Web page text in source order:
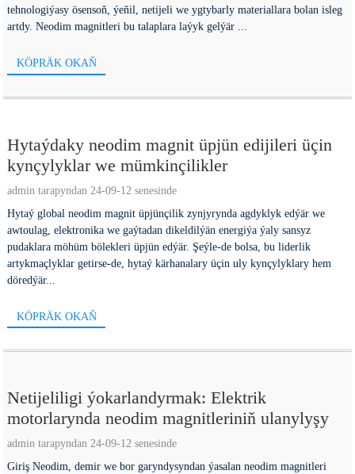
tehnologiýasy ösensoň, ýeňil, netijeli we ygtybarly materiallara bolan isleg
artdy. Neodim magnitleri bu talaplara laýyk gelýär ...
KÖPRÄK OKAŇ
Hytaýdaky neodim magnit üpjün edijileri üçin
kynçylyklar we mümkinçilikler
admin tarapyndan 24-09-12 senesinde
Hytaý global neodim magnit üpjünçilik zynjyrynda agdyklyk edýär we
awtoulag, elektronika we gaýtadan dikeldilýän energiýa ýaly sansyz
pudaklara möhüm bölekleri üpjün edýär. Şeýle-de bolsa, bu liderlik
artykmaçlyklar getirse-de, hytaý kärhanalary üçin uly kynçylyklary hem
döredýär...
KÖPRÄK OKAŇ
Netijeliligi ýokarlandyrmak: Elektrik
motorlarynda neodim magnitleriniň ulanylyşy
admin tarapyndan 24-09-12 senesinde
Giriş Neodim, demir we bor garyndysyndan ýasalan neodim magnitleri